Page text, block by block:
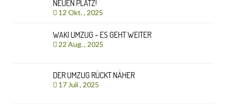
NEUEN PLATZ!
12 Okt. , 2025
WAKI UMZUG – ES GEHT WEITER
22 Aug. , 2025
DER UMZUG RÜCKT NÄHER
17 Juli , 2025